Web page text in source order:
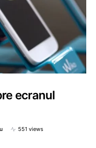
ecranul
551 views